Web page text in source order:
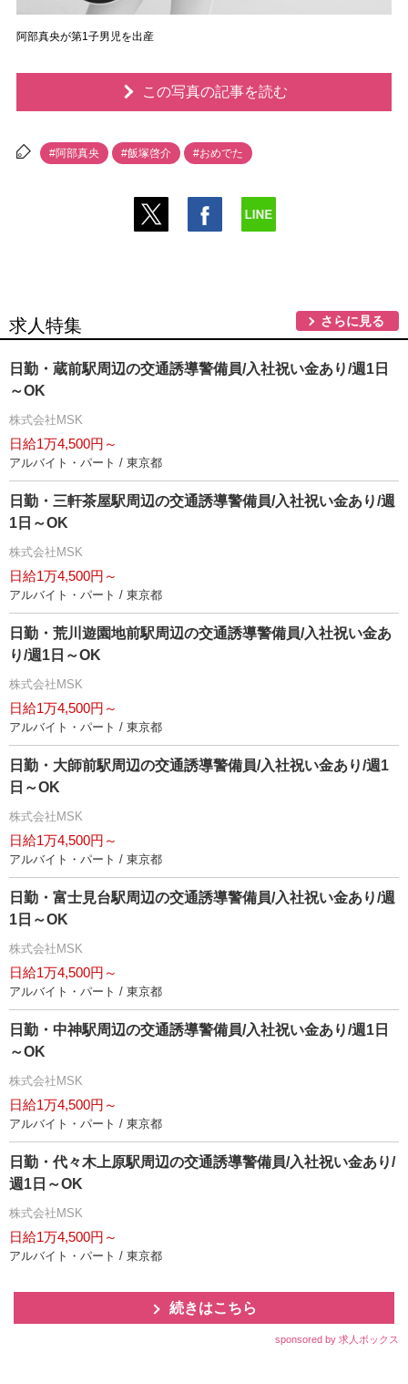
阿部真央が第1子男児を出産
この写真の記事を読む
#阿部真央 #飯塚啓介 #おめでた
求人特集 さらに見る
日勤・蔵前駅周辺の交通誘導警備員/入社祝い金あり/週1日
～OK
株式会社MSK
日給1万4,500円～
アルバイト・パート / 東京都
日勤・三軒茶屋駅周辺の交通誘導警備員/入社祝い金あり/週
1日～OK
株式会社MSK
日給1万4,500円～
アルバイト・パート / 東京都
日勤・荒川遊園地前駅周辺の交通誘導警備員/入社祝い金あ
り/週1日～OK
株式会社MSK
日給1万4,500円～
アルバイト・パート / 東京都
日勤・大師前駅周辺の交通誘導警備員/入社祝い金あり/週1
日～OK
株式会社MSK
日給1万4,500円～
アルバイト・パート / 東京都
日勤・富士見台駅周辺の交通誘導警備員/入社祝い金あり/週
1日～OK
株式会社MSK
日給1万4,500円～
アルバイト・パート / 東京都
日勤・中神駅周辺の交通誘導警備員/入社祝い金あり/週1日
～OK
株式会社MSK
日給1万4,500円～
アルバイト・パート / 東京都
日勤・代々木上原駅周辺の交通誘導警備員/入社祝い金あり/
週1日～OK
株式会社MSK
日給1万4,500円～
アルバイト・パート / 東京都
続きはこちら
sponsored by 求人ボックス